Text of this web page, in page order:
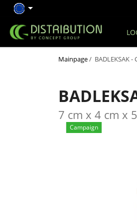
Mainpage/ BADLEKSAK -
7 cm x 4 cm x
Campaign